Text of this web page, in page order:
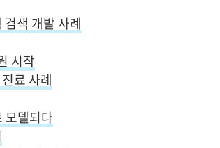
색 개발 사례
시작
료 사례
모델되다